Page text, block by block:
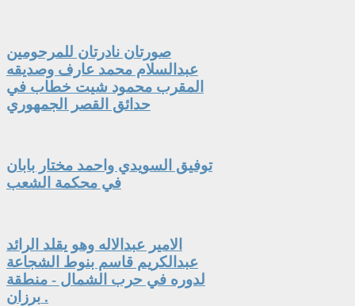
صورتان نادرتان للمرحومين
عبدالسلام محمد عارف وصديقه
المقرب محمود شيت خطاب في
حدائق القصر الجمهوري
توفيق السويدي واحمد مختار بابان
في محكمة الشعب
الامير عبدالاله وهو يقلد الرائد
عبدالكريم قاسم بنوط الشجاعة
لدوره في حرب الشمال - منطقة
برزان .